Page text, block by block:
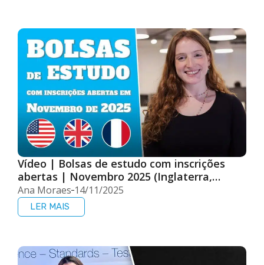
Vídeo | Bolsas de estudo com inscrições
abertas | Novembro 2025 (Inglaterra,
França e EUA)
Ana Moraes 14/11/2025
LER MAIS